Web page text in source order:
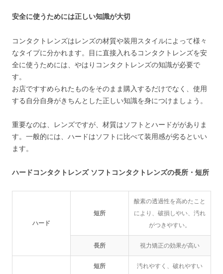
安全に使うためには正しい知識が大切
コンタクトレンズはレンズの材質や装用スタイルによって様々
なタイプに分かれます。目に直接入れるコンタクトレンズを安
全に使うためには、やはりコンタクトレンズの知識が必要で
す。
お店ですすめられたものをそのまま購入するだけでなく、使用
する自分自身がきちんとした正しい知識を身につけましょう。
重要なのは、レンズですが、材質はソフトとハードががありま
す。一般的には、ハードはソフトに比べて装用感が劣るといい
ます。
ハードコンタクトレンズ ソフトコンタクトレンズの長所・短所
ハード
短所
酸素の透過性を高めたこと
により、破損しやい、汚れ
がつきやすい。
長所 視力矯正の効果が高い
短所 汚れやすく、破れやすい